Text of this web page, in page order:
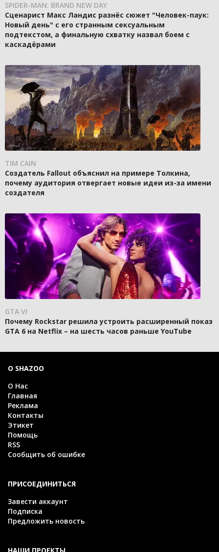
SPIDER-MAN: BRAND NEW DAY
Сценарист Макс Ландис разнёс сюжет "Человек-паук:
Новый день" с его странным сексуальным
подтекстом, а финальную схватку назвал боем с
каскадёрами
TIM CAIN
Создатель Fallout объяснил на примере Толкина,
почему аудитория отвергает новые идеи из-за имени
создателя
GTA VI
Почему Rockstar решила устроить расширенный показ
GTA 6 на Netflix – на шесть часов раньше YouTube
О SHAZOO
О Нас
Главная
Реклама
Контакты
Этикет
Помощь
RSS
Сообщить об ошибке
ПРИСОЕДИНИТЬСЯ
Завести аккаунт
Подписка
Предложить новость